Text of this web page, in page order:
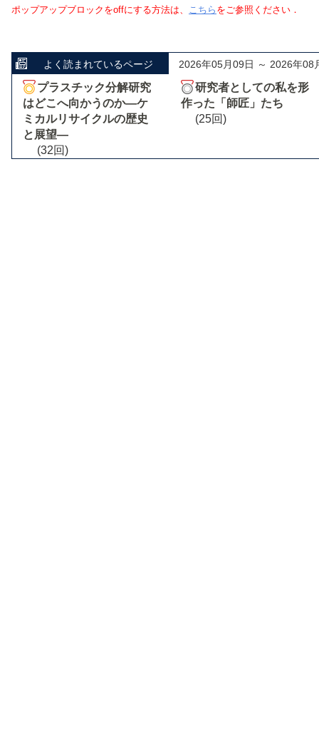
ポップアップブロックをoffにする方法は、 こちら をご参照ください．
よく読まれているページ 2026年05月09日 ～ 2026年08
プラスチック分解研究
はどこへ向かうのか―ケ
ミカルリサイクルの歴史
と展望―
(32回)
研究者としての私を形
作った「師匠」たち
(25回)